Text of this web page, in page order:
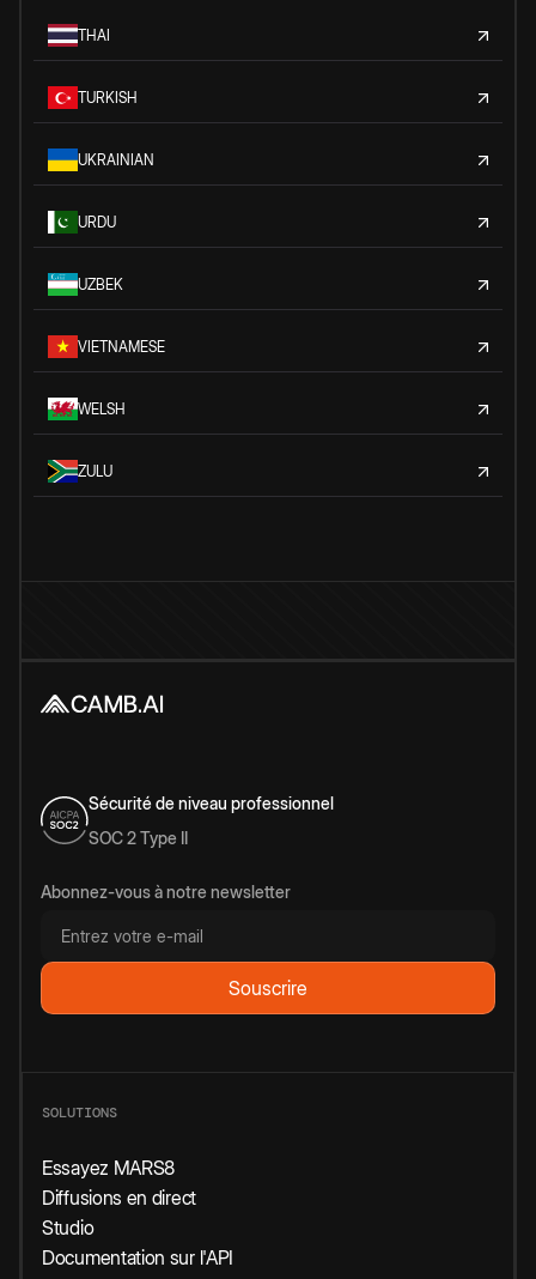
THAI
TURKISH
UKRAINIAN
URDU
UZBEK
VIETNAMESE
WELSH
ZULU
Sécurité de niveau professionnel
SOC 2 Type II
Abonnez-vous à notre newsletter
SOLUTIONS
Essayez MARS8
Diffusions en direct
Studio
Documentation sur l'API